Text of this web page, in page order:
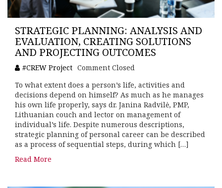
STRATEGIC PLANNING: ANALYSIS AND
EVALUATION, CREATING SOLUTIONS
AND PROJECTING OUTCOMES
#CREW Project Comment Closed
To what extent does a person’s life, activities and
decisions depend on himself? As much as he manages
his own life properly, says dr. Janina Radvilė, PMP,
Lithuanian couch and lector on management of
individual’s life. Despite numerous descriptions,
strategic planning of personal career can be described
as a process of sequential steps, during which […]
Read More